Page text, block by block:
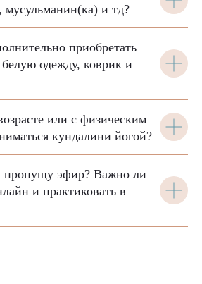
мусульманин(ка) и тд?
приобретать
одежду, коврик и
или с физическим
кундалини йогой?
пропущу эфир? Важно ли
и практиковать в